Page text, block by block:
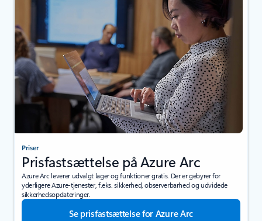
Priser
Prisfastsættelse på Azure Arc
Azure Arc leverer udvalgt lager og funktioner gratis. Der er gebyrer for
yderligere Azure-tjenester, f.eks. sikkerhed, observerbarhed og udvidede
sikkerhedsopdateringer.
Se prisfastsættelse for Azure Arc